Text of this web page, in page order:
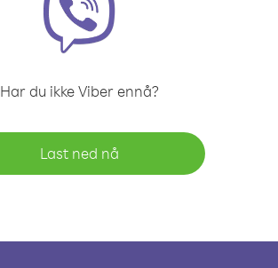
Har du ikke Viber ennå?
Last ned nå